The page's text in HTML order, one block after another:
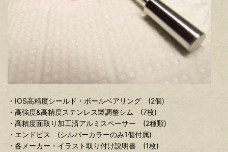
・IOS高精度シールド・ボールベアリング (2個)
・高強度&高精度ステンレス製調整シム (7枚)
・高精度面取り加工済アルミスペーサー (2種類)
・エンドビス (シルバーカラーのみ1個付属)
・各メーカー・イラスト取り付け説明書 (1枚)